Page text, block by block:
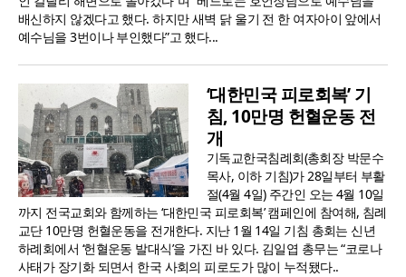
배신하지 않겠다고 했다. 하지만 새벽 닭 울기 전 한 여자아이 앞에서
예수님을 3번이나 부인했다”고 했다...
‘대한민국 피로회복’ 기
침, 10만명 헌혈운동 전
개
기독교한국침례회(총회장 박문수
목사, 이하 기침)가 28일부터 부활
절(4월 4일) 주간인 오는 4월 10일
까지 전국교회와 함께하는 ‘대한민국 피로회복’ 캠페인에 참여해, 침례
교단 10만명 헌혈운동을 전개한다. 지난 1월 14일 기침 총회는 신년
하례회에서 ‘헌혈운동 발대식’을 가진 바 있다. 김일엽 총무는 “코로나
사태가 장기화 되면서 한국 사회의 피로도가 많이 누적됐다..